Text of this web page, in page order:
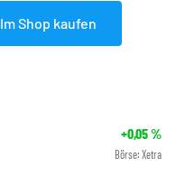
Im Shop kaufen
+0,05%
Börse: Xetra